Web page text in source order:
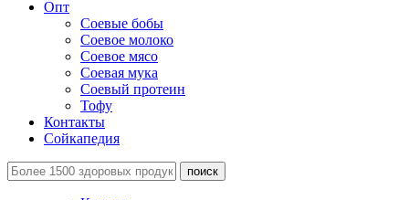
Опт
Соевые бобы
Соевое молоко
Соевое мясо
Соевая мука
Соевый протеин
Тофу
Контакты
Сойкапедия
поиск